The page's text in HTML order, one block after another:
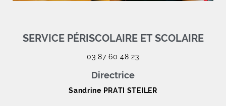
SERVICE PÉRISCOLAIRE ET SCOLAIRE
03 87 60 48 23
Directrice
Sandrine PRATI STEILER